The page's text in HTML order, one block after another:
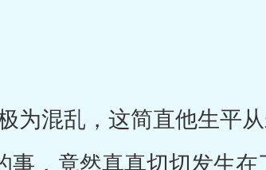
混乱，这简直他生平从
，竟然真真切切发生在